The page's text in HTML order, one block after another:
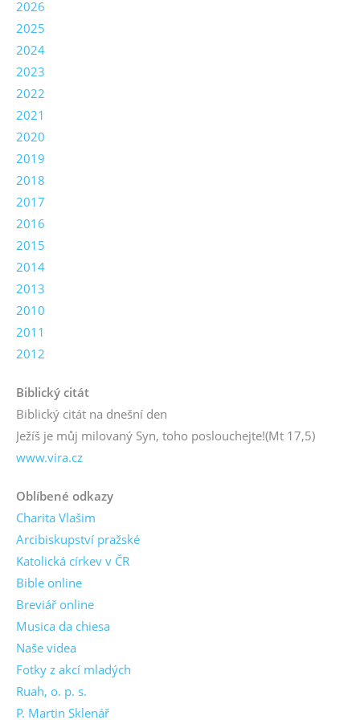
2026
2025
2024
2023
2022
2021
2020
2019
2018
2017
2016
2015
2014
2013
2010
2011
2012
Biblický citát
Biblický citát na dnešní den
Ježíš je můj milovaný Syn, toho poslouchejte!(Mt 17,5)
www.vira.cz
Oblíbené odkazy
Charita Vlašim
Arcibiskupství pražské
Katolická církev v ČR
Bible online
Breviář online
Musica da chiesa
Naše videa
Fotky z akcí mladých
Ruah, o. p. s.
P. Martin Sklenář